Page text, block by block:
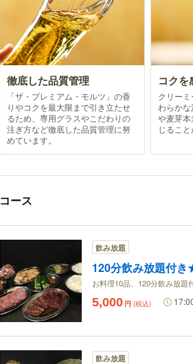
徹底した品質管理
「ザ・プレミアム・モルツ」の香
りやコクを最大限まで引き立たせ
るため、専用グラスやこだわりの
注ぎ方など徹底した品質管理に努
めています。
コクを
クリー
わらか
や麦芽
じること
コース
飲み放題
120分飲み放題付
お料理10品、120分飲み放題
5,000 円 (税込)
飲み放題